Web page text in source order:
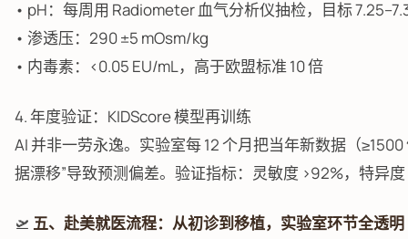
• pH：每周用 Radiometer 血气分析仪抽检，目标
• 渗透压：290 ±5 mOsm/kg
• 内毒素：<0.05 EU/mL，高于欧盟标准 10 倍
4. 年度验证：KIDScore 模型再训练
AI 并非一劳永逸。实验室每 12 个月把当年新数据（
据漂移”导致预测偏差。验证指标：灵敏度 >92%，特异
🛫 五、赴美就医流程：从初诊到移植，实验室环节全透明